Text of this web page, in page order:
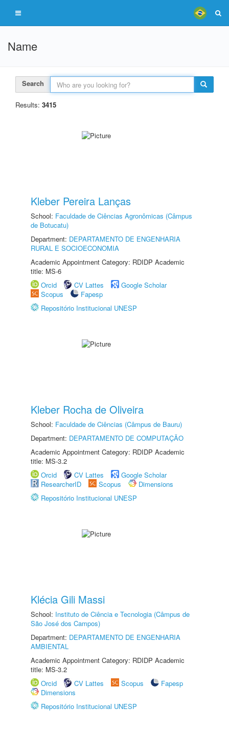
Name
Search
Results: 3415
Kleber Pereira Lanças
School: Faculdade de Ciências Agronômicas (Câmpus
de Botucatu)
Department: DEPARTAMENTO DE ENGENHARIA
RURAL E SOCIOECONOMIA
Academic Appointment Category: RDIDP Academic
title: MS-6
Orcid
CV Lattes
Google Scholar
Scopus
Fapesp
Repositório Institucional UNESP
Kleber Rocha de Oliveira
School: Faculdade de Ciências (Câmpus de Bauru)
Department: DEPARTAMENTO DE COMPUTAÇÃO
Academic Appointment Category: RDIDP Academic
title: MS-3.2
Orcid
CV Lattes
Google Scholar
ResearcherID
Scopus
Dimensions
Repositório Institucional UNESP
Klécia Gili Massi
School: Instituto de Ciência e Tecnologia (Câmpus de
São José dos Campos)
Department: DEPARTAMENTO DE ENGENHARIA
AMBIENTAL
Academic Appointment Category: RDIDP Academic
title: MS-3.2
Orcid
CV Lattes Scopus
Fapesp
Dimensions
Repositório Institucional UNESP